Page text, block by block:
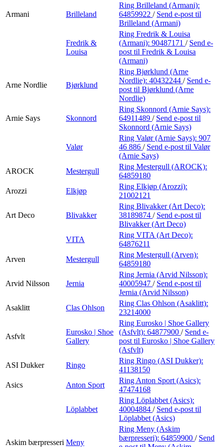
Armani Brilleland
Ring Brilleland (Armani):
64859922 / Send e-post til
Brilleland (Armani)
Fredrik &
Louisa
Ring Fredrik & Louisa
(Armani): 90487171 / Send e-
post til Fredrik & Louisa
(Armani)
Arne Nordlie Bjørklund
Ring Bjørklund (Arne
Nordlie): 40432244 / Send e-
post til Bjørklund (Arne
Nordlie)
Arnie Says Skonnord
Ring Skonnord (Arnie Says):
64911489 / Send e-post til
Skonnord (Arnie Says)
Valør
Ring Valør (Arnie Says): 907
46 886 / Send e-post til Valør
(Arnie Says)
AROCK
Mestergull
Ring Mestergull (AROCK):
64859180
Arozzi
Elkjøp
Ring Elkjøp (Arozzi):
21002121
Art Deco Blivakker
Ring Blivakker (Art Deco):
38189874 / Send e-post til
Blivakker (Art Deco)
VITA
Ring VITA (Art Deco):
64876211
Arven
Mestergull
Ring Mestergull (Arven):
64859180
Arvid Nilsson Jernia
Ring Jernia (Arvid Nilsson):
40005947 / Send e-post til
Jernia (Arvid Nilsson)
Asaklitt
Clas Ohlson
Ring Clas Ohlson (Asaklitt):
23214000
Asfvlt
Eurosko | Shoe
Gallery
Ring Eurosko | Shoe Gallery
(Asfvlt): 64877900 / Send e-
post til Eurosko | Shoe Gallery
(Asfvlt)
ASI Dukker
Ringo
Ring Ringo (ASI Dukker):
41138150
Asics
Anton Sport
Ring Anton Sport (Asics):
47474168
Löplabbet
Ring Löplabbet (Asics):
40004884 / Send e-post til
Löplabbet (Asics)
Askim bærpresseri Meny
Ring Meny (Askim
bærpresseri): 64859900 / Send